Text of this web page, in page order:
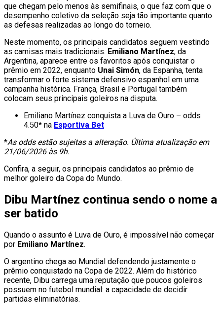
que chegam pelo menos às semifinais, o que faz com que o
desempenho coletivo da seleção seja tão importante quanto
as defesas realizadas ao longo do torneio.
Neste momento, os principais candidatos seguem vestindo
as camisas mais tradicionais. Emiliano Martínez, da
Argentina, aparece entre os favoritos após conquistar o
prêmio em 2022, enquanto Unai Simón, da Espanha, tenta
transformar o forte sistema defensivo espanhol em uma
campanha histórica. França, Brasil e Portugal também
colocam seus principais goleiros na disputa.
Emiliano Martínez conquista a Luva de Ouro – odds
4.50* na Esportiva Bet
*As odds estão sujeitas a alteração. Última atualização em
21/06/2026 às 9h.
Confira, a seguir, os principais candidatos ao prêmio de
melhor goleiro da Copa do Mundo.
Dibu Martínez continua sendo o nome a
ser batido
Quando o assunto é Luva de Ouro, é impossível não começar
por Emiliano Martínez.
O argentino chega ao Mundial defendendo justamente o
prêmio conquistado na Copa de 2022. Além do histórico
recente, Dibu carrega uma reputação que poucos goleiros
possuem no futebol mundial: a capacidade de decidir
partidas eliminatórias.